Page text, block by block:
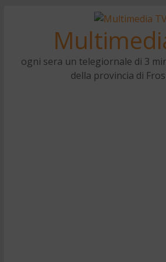
ogni sera un telegiornale di 3
della provincia di